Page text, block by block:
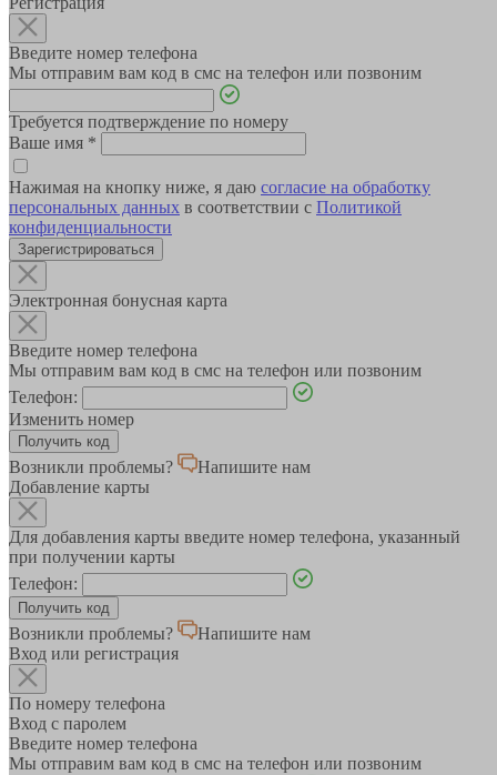
Введите номер телефона
Мы отправим вам код в смс на телефон или позвоним
Требуется подтверждение по номеру
Ваше имя *
Нажимая на кнопку ниже, я даю согласие на обработку
персональных данных в соответствии с Политикой
конфиденциальности
Зарегистрироваться
Электронная бонусная карта
Введите номер телефона
Мы отправим вам код в смс на телефон или позвоним
Телефон:
Изменить номер
Возникли проблемы?
Напишите нам
Добавление карты
Для добавления карты введите номер телефона, указанный
при получении карты
Телефон:
Возникли проблемы?
Напишите нам
Вход или регистрация
По номеру телефона
Вход с паролем
Введите номер телефона
Мы отправим вам код в смс на телефон или позвоним